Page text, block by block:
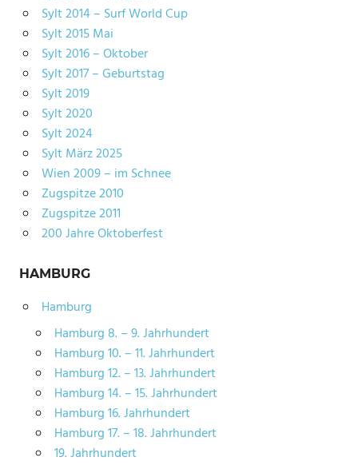
Sylt 2014 – Surf World Cup
Sylt 2015 Mai
Sylt 2016 – Oktober
Sylt 2017 – Geburtstag
Sylt 2019
Sylt 2020
Sylt 2024
Sylt März 2025
Wien 2009 – im Schnee
Zugspitze 2010
Zugspitze 2011
200 Jahre Oktoberfest
HAMBURG
Hamburg
Hamburg 8. – 9. Jahrhundert
Hamburg 10. – 11. Jahrhundert
Hamburg 12. – 13. Jahrhundert
Hamburg 14. – 15. Jahrhundert
Hamburg 16. Jahrhundert
Hamburg 17. – 18. Jahrhundert
19. Jahrhundert